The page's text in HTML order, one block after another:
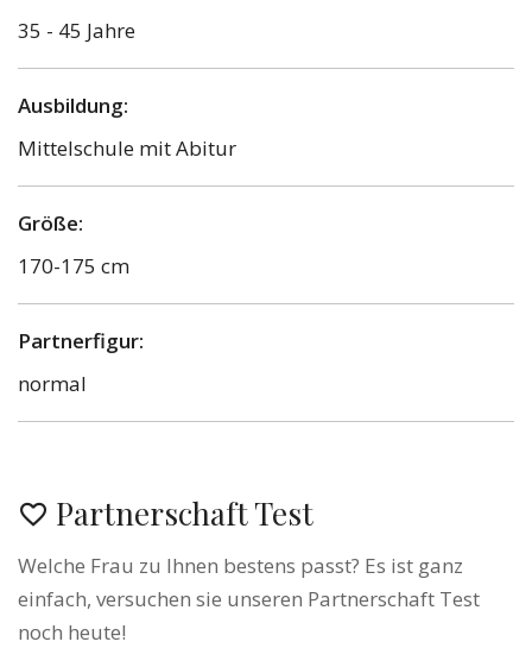
35 - 45 Jahre
Ausbildung:
Mittelschule mit Abitur
Größe:
170-175 cm
Partnerfigur:
normal
Partnerschaft Test
Welche Frau zu Ihnen bestens passt? Es ist ganz
einfach, versuchen sie unseren Partnerschaft Test
noch heute!